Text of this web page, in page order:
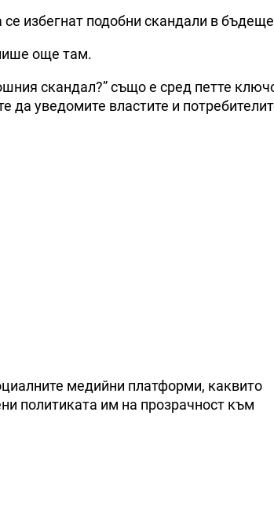
избегнат подобни скандали в
още там.
скандал?” също е сред петте
да уведомите властите и
медийни платформи, каквито
политиката им на прозрачност към